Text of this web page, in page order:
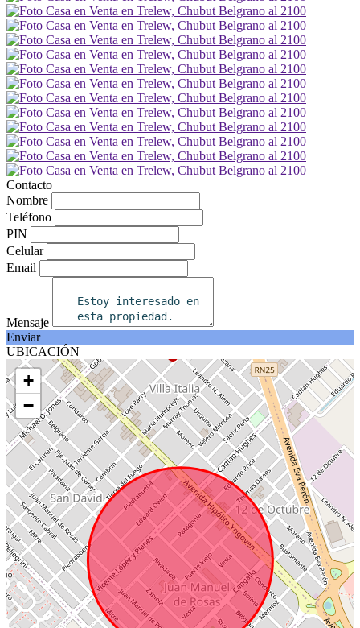
Contacto
Nombre
Teléfono
PIN
Celular
Email
Mensaje
Enviar
UBICACIÓN
+
−